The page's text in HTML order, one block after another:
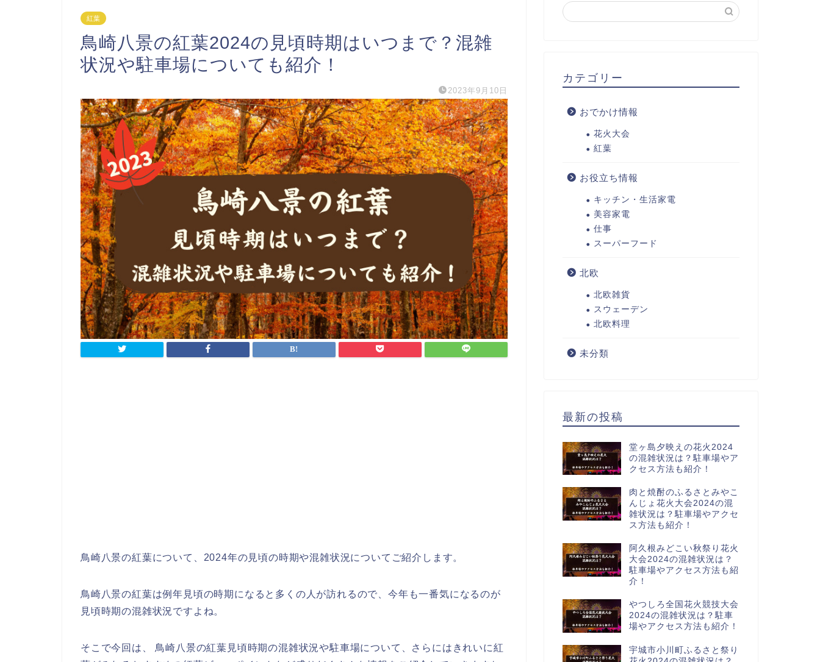
紅葉
鳥崎八景の紅葉2024の見頃時期はいつまで？混雑
状況や駐車場についても紹介！
2023年9月10日
鳥崎八景の紅葉について、2024年の見頃の時期や混雑状況についてご紹介します。
鳥崎八景の紅葉は例年見頃の時期になると多くの人が訪れるので、今年も一番気になるのが
見頃時期の混雑状況ですよね。
そこで今回は、 鳥崎八景の紅葉見頃時期の混雑状況や駐車場について、さらにはきれいに紅
カテゴリー
おでかけ情報
花火大会
紅葉
お役立ち情報
キッチン・生活家電
美容家電
仕事
スーパーフード
北欧
北欧雑貨
スウェーデン
北欧料理
未分類
最新の投稿
堂ヶ島夕映えの花火2024
の混雑状況は？駐車場やア
クセス方法も紹介！
肉と焼酎のふるさとみやこ
んじょ花火大会2024の混
雑状況は？駐車場やアクセ
ス方法も紹介！
阿久根みどこい秋祭り花火
大会2024の混雑状況は？
駐車場やアクセス方法も紹
介！
やつしろ全国花火競技大会
2024の混雑状況は？駐車
場やアクセス方法も紹介！
宇城市小川町ふるさと祭り